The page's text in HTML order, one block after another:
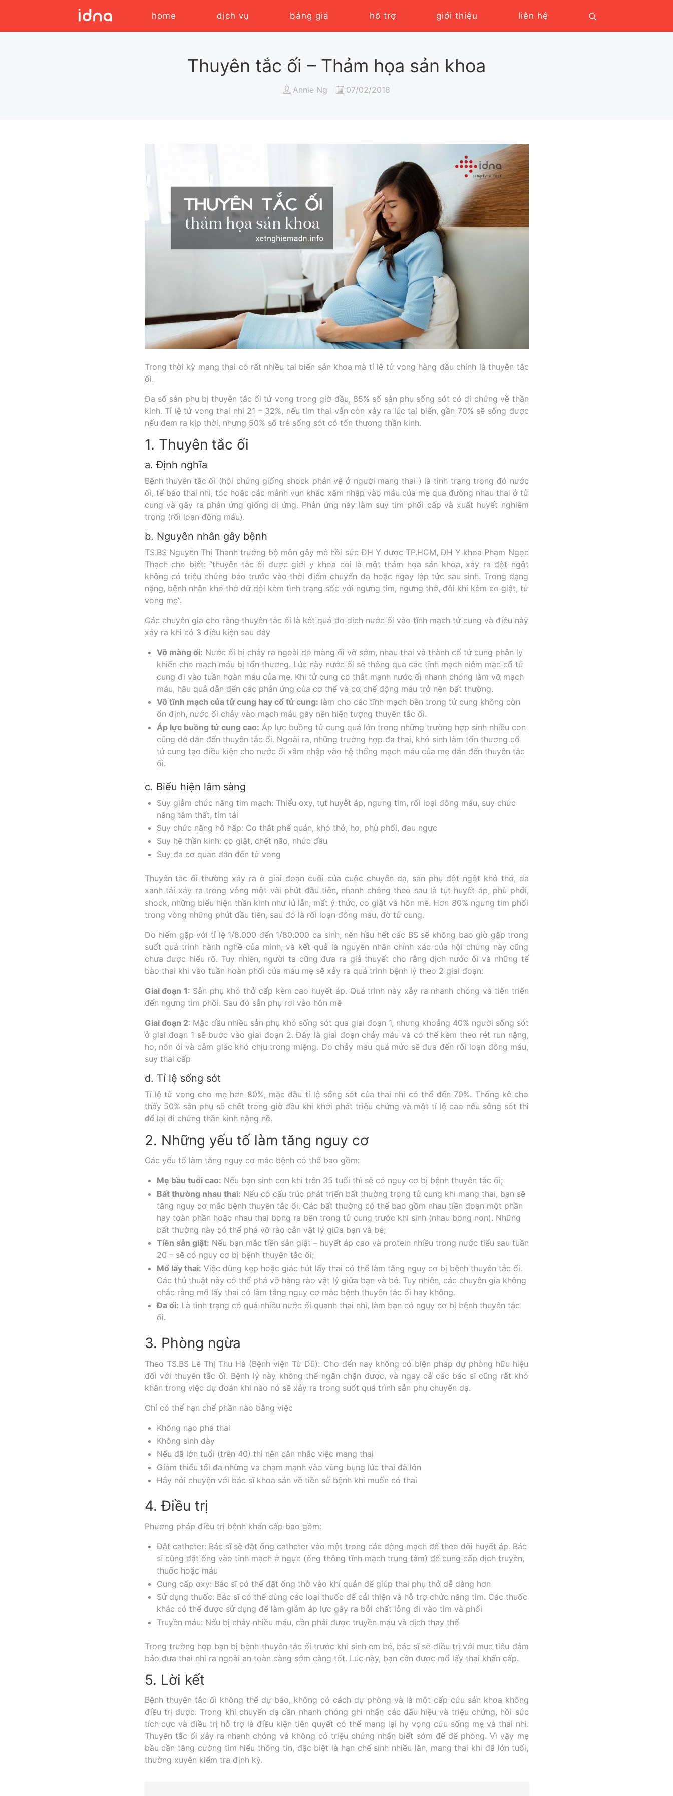
home dịch vụ bảng giá hỗ trợ giới thiệu liên hệ
Thuyên tắc ối – Thảm họa sản khoa
Annie Ng 07/02/2018
Trong thời kỳ mang thai có rất nhiều tai biến sản khoa mà tỉ lệ tử vong hàng đầu chính là thuyên tắc
ối.
Đa số sản phụ bị thuyên tắc ối tử vong trong giờ đầu, 85% số sản phụ sống sót có di chứng về thần
kinh. Tỉ lệ tử vong thai nhi 21 – 32%, nếu tim thai vẫn còn xảy ra lúc tai biến, gần 70% sẽ sống được
nếu đem ra kịp thời, nhưng 50% số trẻ sống sót có tổn thương thần kinh.
1. Thuyên tắc ối
a. Định nghĩa
Bệnh thuyên tắc ối (hội chứng giống shock phản vệ ở người mang thai ) là tình trạng trong đó nước
ối, tế bào thai nhi, tóc hoặc các mảnh vụn khác xâm nhập vào máu của mẹ qua đường nhau thai ở tử
cung và gây ra phản ứng giống dị ứng. Phản ứng này làm suy tim phổi cấp và xuất huyết nghiêm
trọng (rối loạn đông máu).
b. Nguyên nhân gây bệnh
TS.BS Nguyễn Thị Thanh trưởng bộ môn gây mê hồi sức ĐH Y dược TP.HCM, ĐH Y khoa Phạm Ngọc
Thạch cho biết: “thuyên tắc ối được giới y khoa coi là một thảm họa sản khoa, xảy ra đột ngột
không có triệu chứng báo trước vào thời điểm chuyển dạ hoặc ngay lập tức sau sinh. Trong dạng
nặng, bệnh nhân khó thở dữ dội kèm tình trạng sốc với ngưng tim, ngưng thở, đôi khi kèm co giật, tử
vong mẹ”.
Các chuyên gia cho rằng thuyên tắc ối là kết quả do dịch nước ối vào tĩnh mạch tử cung và điều này
xảy ra khi có 3 điều kiện sau đây
Vỡ màng ối: Nước ối bị chảy ra ngoài do màng ối vỡ sớm, nhau thai và thành cổ tử cung phân ly
khiến cho mạch máu bị tổn thương. Lúc này nước ối sẽ thông qua các tĩnh mạch niêm mạc cổ tử
cung đi vào tuần hoàn máu của mẹ. Khi tử cung co thắt mạnh nước ối nhanh chóng làm vỡ mạch
máu, hậu quả dẫn đến các phản ứng của cơ thể và cơ chế động máu trở nên bất thường.
Vỡ tĩnh mạch của tử cung hay cổ tử cung: làm cho các tĩnh mạch bên trong tử cung không còn
ổn định, nước ối chảy vào mạch máu gây nên hiện tượng thuyên tắc ối.
Áp lực buồng tử cung cao: Áp lực buồng tử cung quá lớn trong những trường hợp sinh nhiều con
cũng dễ dẫn đến thuyên tắc ối. Ngoài ra, những trường hợp đa thai, khó sinh làm tổn thương cổ
tử cung tạo điều kiện cho nước ối xâm nhập vào hệ thống mạch máu của mẹ dẫn đến thuyên tắc
ối.
c. Biểu hiện lâm sàng
Suy giảm chức năng tim mạch: Thiếu oxy, tụt huyết áp, ngưng tim, rối loại đông máu, suy chức
năng tâm thất, tím tái
Suy chức năng hô hấp: Co thắt phế quản, khó thở, ho, phù phổi, đau ngực
Suy hệ thần kinh: co giật, chết não, nhức đầu
Suy đa cơ quan dẫn đến tử vong
Thuyên tắc ối thường xảy ra ở giai đoạn cuối của cuộc chuyển dạ, sản phụ đột ngột khó thở, da
xanh tái xảy ra trong vòng một vài phút đầu tiên, nhanh chóng theo sau là tụt huyết áp, phù phổi,
shock, những biểu hiện thần kinh như lú lẫn, mất ý thức, co giật và hôn mê. Hơn 80% ngưng tim phổi
trong vòng những phút đầu tiên, sau đó là rối loạn đông máu, đờ tử cung.
Do hiếm gặp với tỉ lệ 1/8.000 đến 1/80.000 ca sinh, nên hầu hết các BS sẽ không bao giờ gặp trong
suốt quá trình hành nghề của mình, và kết quả là nguyên nhân chính xác của hội chứng này cũng
chưa được hiểu rõ. Tuy nhiên, người ta cũng đưa ra giả thuyết cho rằng dịch nước ối và những tế
bào thai khi vào tuần hoàn phổi của máu mẹ sẽ xảy ra quá trình bệnh lý theo 2 giai đoạn:
Giai đoạn 1: Sản phụ khó thở cấp kèm cao huyết áp. Quá trình này xảy ra nhanh chóng và tiến triển
đến ngưng tim phổi. Sau đó sản phụ rơi vào hôn mê
Giai đoạn 2: Mặc dầu nhiều sản phụ khó sống sót qua giai đoạn 1, nhưng khoảng 40% người sống sót
ở giai đoạn 1 sẽ bước vào giai đoạn 2. Đây là giai đoạn chảy máu và có thể kèm theo rét run nặng,
ho, nôn ói và cảm giác khó chịu trong miệng. Do chảy máu quá mức sẽ đưa đến rối loạn đông máu,
suy thai cấp
d. Tỉ lệ sống sót
Tỉ lệ tử vong cho mẹ hơn 80%, mặc dầu tỉ lệ sống sót của thai nhi có thể đến 70%. Thống kê cho
thấy 50% sản phụ sẽ chết trong giờ đầu khi khởi phát triệu chứng và một tỉ lệ cao nếu sống sót thì
để lại di chứng thần kinh nặng nề.
2. Những yếu tố làm tăng nguy cơ
Các yếu tố làm tăng nguy cơ mắc bệnh có thể bao gồm:
Mẹ bầu tuổi cao: Nếu bạn sinh con khi trên 35 tuổi thì sẽ có nguy cơ bị bệnh thuyên tắc ối;
Bất thường nhau thai: Nếu có cấu trúc phát triển bất thường trong tử cung khi mang thai, bạn sẽ
tăng nguy cơ mắc bệnh thuyên tắc ối. Các bất thường có thể bao gồm nhau tiền đoạn một phần
hay toàn phần hoặc nhau thai bong ra bên trong tử cung trước khi sinh (nhau bong non). Những
bất thường này có thể phá vỡ rào cản vật lý giữa bạn và bé;
Tiền sản giật: Nếu bạn mắc tiền sản giật – huyết áp cao và protein nhiều trong nước tiểu sau tuần
20 – sẽ có nguy cơ bị bệnh thuyên tắc ối;
Mổ lấy thai: Việc dùng kẹp hoặc giác hút lấy thai có thể làm tăng nguy cơ bị bệnh thuyên tắc ối.
Các thủ thuật này có thể phá vỡ hàng rào vật lý giữa bạn và bé. Tuy nhiên, các chuyên gia không
chắc rằng mổ lấy thai có làm tăng nguy cơ mắc bệnh thuyên tắc ối hay không.
Đa ối: Là tình trạng có quá nhiều nước ối quanh thai nhi, làm bạn có nguy cơ bị bệnh thuyên tắc
ối.
3. Phòng ngừa
Theo TS.BS Lê Thị Thu Hà (Bệnh viện Từ Dũ): Cho đến nay không có biện pháp dự phòng hữu hiệu
đối với thuyên tắc ối. Bệnh lý này không thể ngăn chặn được, và ngay cả các bác sĩ cũng rất khó
khăn trong việc dự đoán khi nào nó sẽ xảy ra trong suốt quá trình sản phụ chuyển dạ.
Chỉ có thể hạn chế phần nào bằng việc
Không nạo phá thai
Không sinh dày
Nếu đã lớn tuổi (trên 40) thì nên cân nhắc việc mang thai
Giảm thiểu tối đa những va chạm mạnh vào vùng bụng lúc thai đã lớn
Hãy nói chuyện với bác sĩ khoa sản về tiền sử bệnh khi muốn có thai
4. Điều trị
Phương pháp điều trị bệnh khẩn cấp bao gồm:
Đặt catheter: Bác sĩ sẽ đặt ống catheter vào một trong các động mạch để theo dõi huyết áp. Bác
sĩ cũng đặt ống vào tĩnh mạch ở ngực (ống thông tĩnh mạch trung tâm) để cung cấp dịch truyền,
thuốc hoặc máu
Cung cấp oxy: Bác sĩ có thể đặt ống thở vào khí quản để giúp thai phụ thở dễ dàng hơn
Sử dụng thuốc: Bác sĩ có thể dùng các loại thuốc để cải thiện và hỗ trợ chức năng tim. Các thuốc
khác có thể được sử dụng để làm giảm áp lực gây ra bởi chất lỏng đi vào tim và phổi
Truyền máu: Nếu bị chảy nhiều máu, cần phải được truyền máu và dịch thay thế
Trong trường hợp bạn bị bệnh thuyên tắc ối trước khi sinh em bé, bác sĩ sẽ điều trị với mục tiêu đảm
bảo đưa thai nhi ra ngoài an toàn càng sớm càng tốt. Lúc này, bạn cần được mổ lấy thai khẩn cấp.
5. Lời kết
Bệnh thuyên tắc ối không thể dự báo, không có cách dự phòng và là một cấp cứu sản khoa không
điều trị được. Trong khi chuyển dạ cần nhanh chóng ghi nhận các dấu hiệu và triệu chứng, hồi sức
tích cực và điều trị hỗ trợ là điều kiện tiên quyết có thể mang lại hy vọng cứu sống mẹ và thai nhi.
Thuyên tắc ối xảy ra nhanh chóng và không có triệu chứng nhận biết sớm để để phòng. Vì vậy mẹ
bầu cần tăng cường tìm hiểu thông tin, đặc biệt là hạn chế sinh nhiều lần, mang thai khi đã lớn tuổi,
thường xuyên kiểm tra định kỳ.